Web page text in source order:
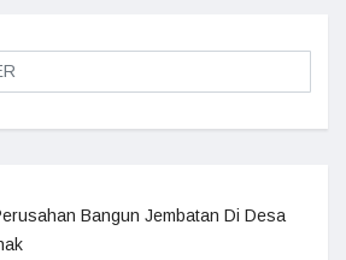
Bangun Jembatan Di Desa